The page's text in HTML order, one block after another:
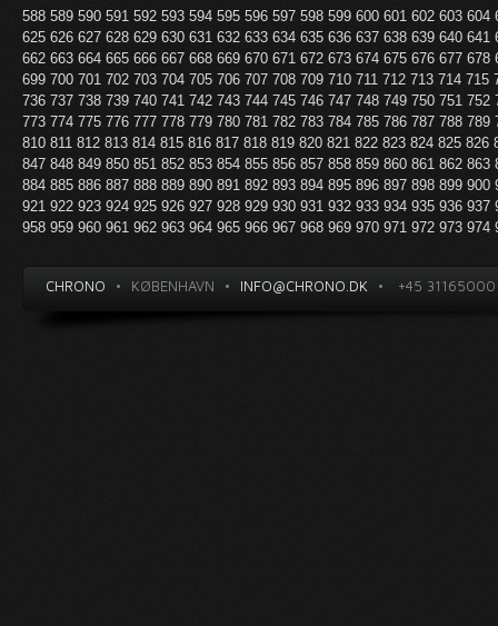
588 589 590 591 592 593 594 595 596 597 598 599 600 601 602 603 604
625 626 627 628 629 630 631 632 633 634 635 636 637 638 639 640 641
662 663 664 665 666 667 668 669 670 671 672 673 674 675 676 677 678
699 700 701 702 703 704 705 706 707 708 709 710 711 712 713 714 715
736 737 738 739 740 741 742 743 744 745 746 747 748 749 750 751 752
773 774 775 776 777 778 779 780 781 782 783 784 785 786 787 788 789
810 811 812 813 814 815 816 817 818 819 820 821 822 823 824 825 826
847 848 849 850 851 852 853 854 855 856 857 858 859 860 861 862 863
884 885 886 887 888 889 890 891 892 893 894 895 896 897 898 899 900
921 922 923 924 925 926 927 928 929 930 931 932 933 934 935 936 937
958 959 960 961 962 963 964 965 966 967 968 969 970 971 972 973 974
CHRONO • KØBENHAVN • INFO@CHRONO.DK • +45 31165000